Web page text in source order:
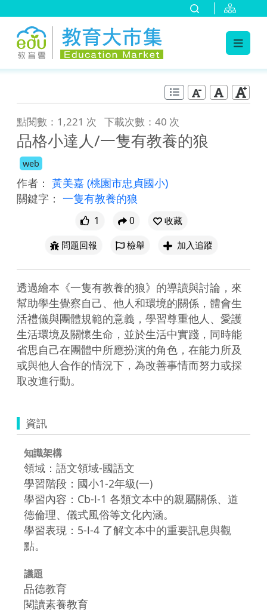
點閱數：1,221 次 下載次數：40 次
品格小達人/一隻有教養的狼
web
作者： 黃美嘉 (桃園市忠貞國小)
關鍵字： 一隻有教養的狼
1 0
收藏
問題回報
檢舉 加入追蹤
透過繪本《一隻有教養的狼》的導讀與討論，來
幫助學生覺察自己、他人和環境的關係，體會生
活禮儀與團體規範的意義，學習尊重他人、愛護
生活環境及關懷生命，並於生活中實踐，同時能
省思自己在團體中所應扮演的角色，在能力所及
或與他人合作的情況下，為改善事情而努力或採
取改進行動。
資訊
知識架構
領域：語文領域-國語文
學習階段：國小1-2年級(一)
學習內容：Cb-Ⅰ-1 各類文本中的親屬關係、道
德倫理、儀式風俗等文化內涵。
學習表現：5-Ⅰ-4 了解文本中的重要訊息與觀
點。
議題
品德教育
閱讀素養教育